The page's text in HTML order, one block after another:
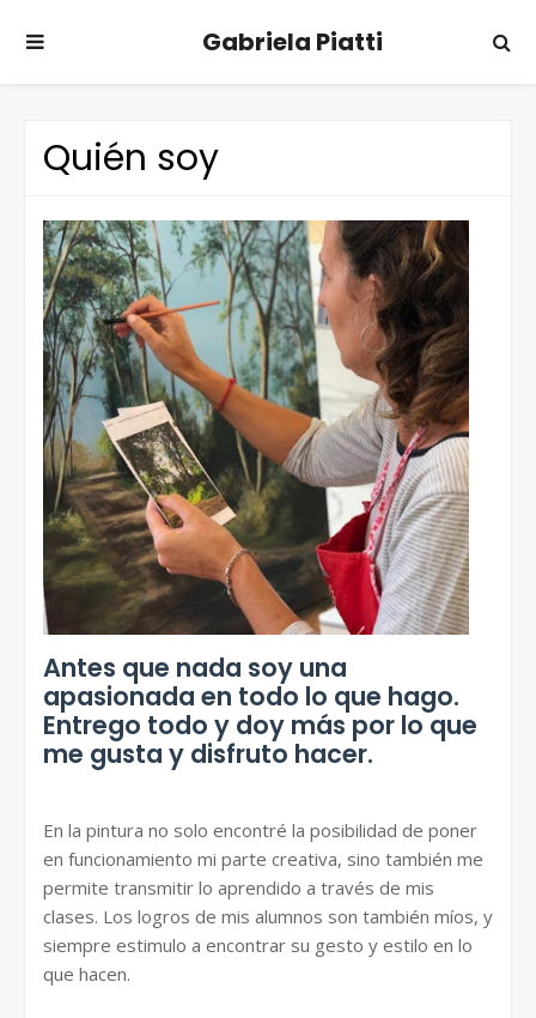
Gabriela Piatti
Quién soy
Antes que nada soy una
apasionada en todo lo que hago.
Entrego todo y doy más por lo que
me gusta y disfruto hacer.
En la pintura no solo encontré la posibilidad de poner
en funcionamiento mi parte creativa, sino también me
permite transmitir lo aprendido a través de mis
clases. Los logros de mis alumnos son también míos, y
siempre estimulo a encontrar su gesto y estilo en lo
que hacen.